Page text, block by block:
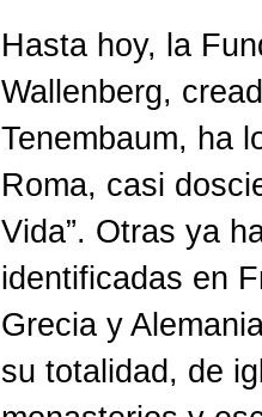
Hasta hoy, la
Wallenberg,
Tenembaum, ha
Roma, casi
Vida”. Otras ya
identificadas en
Grecia y
su totalidad, de